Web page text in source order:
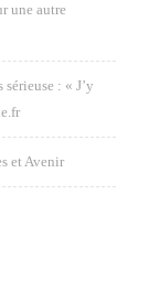
une autre
: « J’y
et Avenir